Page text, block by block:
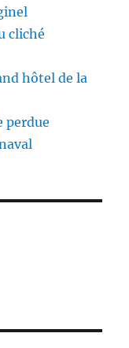
cliché
hôtel de la
perdue